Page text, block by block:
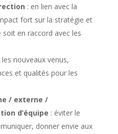
: en lien avec la
fort sur la stratégie et
en raccord avec les
nouveaux venus,
et qualités pour les
/ externe /
d’équipe : éviter le
donner envie aux